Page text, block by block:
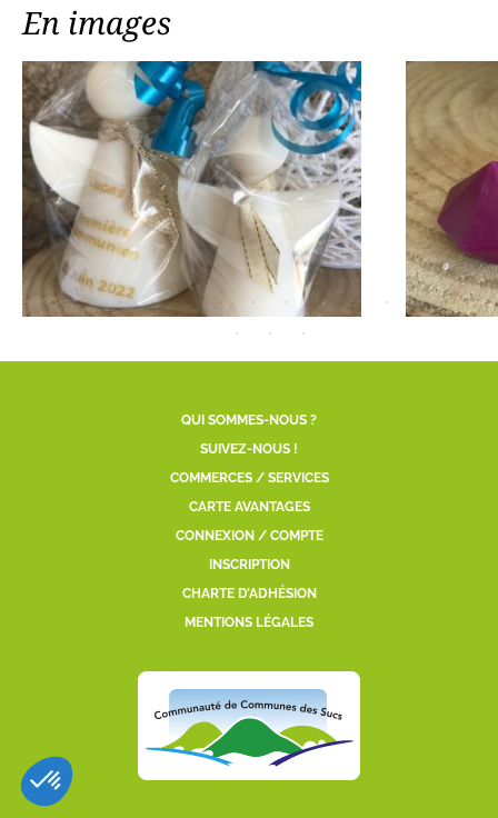
En images
QUI SOMMES-NOUS ?
SUIVEZ-NOUS !
COMMERCES / SERVICES
CARTE AVANTAGES
CONNEXION / COMPTE
INSCRIPTION
CHARTE D’ADHÉSION
MENTIONS LÉGALES